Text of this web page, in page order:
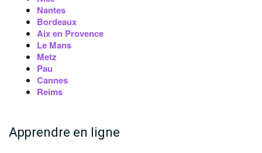
Nantes
Bordeaux
Aix en Provence
Le Mans
Metz
Pau
Cannes
Reims
Apprendre en ligne